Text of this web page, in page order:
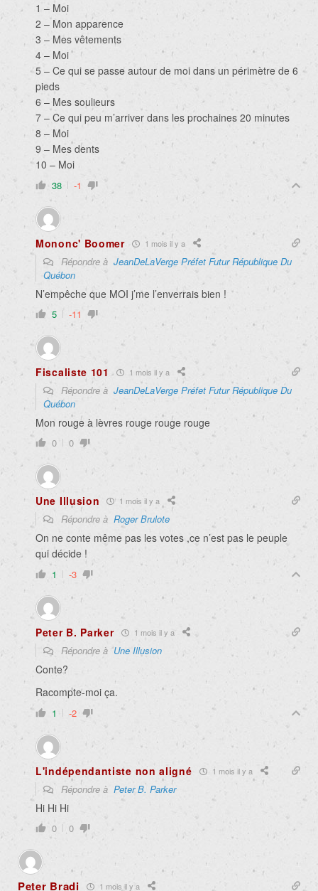
1 – Moi
2 – Mon apparence
3 – Mes vêtements
4 – Moi
5 – Ce qui se passe autour de moi dans un périmètre de 6
pieds
6 – Mes soulieurs
7 – Ce qui peu m’arriver dans les prochaines 20 minutes
8 – Moi
9 – Mes dents
10 – Moi
38 -1
Mononc' Boomer 1 mois il y a
Répondre à JeanDeLaVerge Préfet Futur République Du
Québon
N’empêche que MOI j’me l’enverrais bien !
5 -11
Fiscaliste 101 1 mois il y a
Répondre à JeanDeLaVerge Préfet Futur République Du
Québon
Mon rouge à lèvres rouge rouge rouge
0 0
Une Illusion 1 mois il y a
Répondre à Roger Brulote
On ne conte même pas les votes ,ce n’est pas le peuple
qui décide !
1 -3
Peter B. Parker 1 mois il y a
Répondre àUne Illusion
Conte?
Racompte-moi ça.
1 -2
L'indépendantiste non aligné 1 mois il y a
Répondre à Peter B. Parker
Hi Hi Hi
0 0
Peter Bradi 1 mois il y a